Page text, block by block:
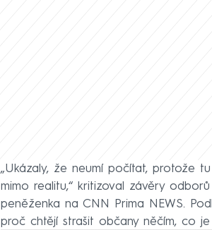
„Ukázaly, že neumí počítat, protože
mimo realitu,“ kritizoval závěry
peněženka na CNN Prima NEWS.
proč chtějí strašit občany něčím, co